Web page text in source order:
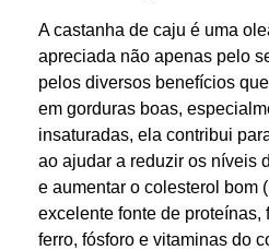
A castanha de caju é uma
apreciada não apenas pelo
pelos diversos benefícios
em gorduras boas,
insaturadas, ela contribui
ao ajudar a reduzir os níveis
e aumentar o colesterol bom
excelente fonte de proteínas,
ferro, fósforo e vitaminas do